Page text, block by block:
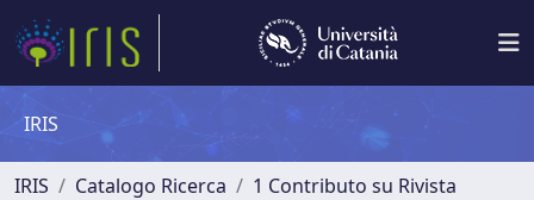
IRIS
IRIS Catalogo Ricerca
1 Contributo su Rivista